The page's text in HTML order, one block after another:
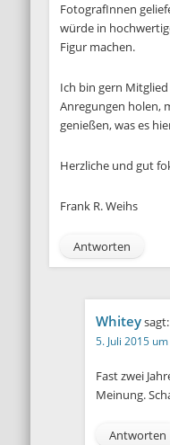
FotografInnen
würde in
Figur machen.
Ich bin gern
Anregungen holen,
genießen, was es
Herzliche und gut
Frank R. Weihs
Antworten
Whiteysagt:
5. Juli 2015
Fast zwei
Meinung.
Antworten